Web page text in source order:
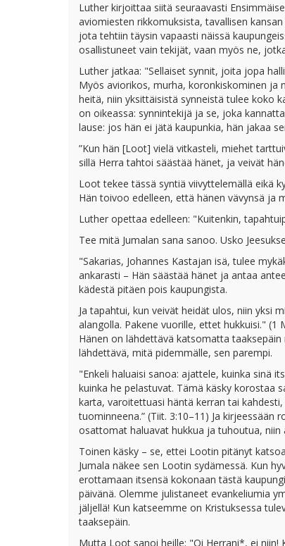
Luther kirjoittaa siitä seuraavasti
aviomiesten rikkomuksista, tavallisen
jota tehtiin täysin vapaasti näissä
osallistuneet vain tekijät, vaan myös ne,
Luther jatkaa: "Sellaiset synnit, joita jopa
Myös aviorikos, murha, koronkiskominen ja
heitä, niin yksittäisistä synneistä tulee koko
on oikeassa: synnintekijä ja se, joka
lause: jos hän ei jätä kaupunkia, hän jakaa
”Kun hän [Loot] vielä vitkasteli, miehet
sillä Herra tahtoi säästää hänet, ja veivät
Loot tekee tässä syntiä viivyttelemällä eikä
Hän toivoo edelleen, että hänen vävynsä ja
Luther opettaa edelleen: "Kuitenkin,
Tee mitä Jumalan sana sanoo. Usko
"Sakarias, Johannes Kastajan isä, tulee
ankarasti – Hän säästää hänet ja antaa
kädestä pitäen pois kaupungista.
Ja tapahtui, kun veivät heidät ulos, niin yksi
alangolla. Pakene vuorille, ettet hukkuisi."
Hänen on lähdettävä katsomatta
lähdettävä, mitä pidemmälle, sen parempi.
"Enkeli haluaisi sanoa: ajattele, kuinka sinä
kuinka he pelastuvat. Tämä käsky korostaa
karta, varoitettuasi häntä kerran tai
tuominneena.” (Tiit. 3:10–11) Ja
osattomat haluavat hukkua ja tuhoutua, niin
Toinen käsky – se, ettei Lootin pitänyt
Jumala näkee sen Lootin sydämessä. Kun
erottamaan itsensä kokonaan tästä
päivänä. Olemme julistaneet evankeliumia
jäljellä! Kun katseemme on Kristuksessa
taaksepäin.
Mutta Loot sanoi heille: "Oi Herrani*, ei